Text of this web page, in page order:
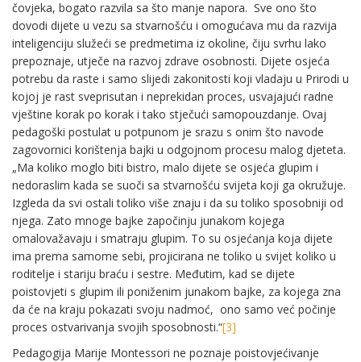
čovjeka, bogato razvila sa što manje napora. Sve ono što
dovodi dijete u vezu sa stvarnošću i omogućava mu da razvija
inteligenciju služeći se predmetima iz okoline, čiju svrhu lako
prepoznaje, utječe na razvoj zdrave osobnosti. Dijete osjeća
potrebu da raste i samo slijedi zakonitosti koji vladaju u Prirodi u
kojoj je rast sveprisutan i neprekidan proces, usvajajući radne
vještine korak po korak i tako stječući samopouzdanje. Ovaj
pedagoški postulat u potpunom je srazu s onim što navode
zagovornici korištenja bajki u odgojnom procesu malog djeteta.
„Ma koliko moglo biti bistro, malo dijete se osjeća glupim i
nedoraslim kada se suoči sa stvarnošću svijeta koji ga okružuje.
Izgleda da svi ostali toliko više znaju i da su toliko sposobniji od
njega. Zato mnoge bajke započinju junakom kojega
omalovažavaju i smatraju glupim. To su osjećanja koja dijete
ima prema samome sebi, projicirana ne toliko u svijet koliko u
roditelje i stariju braću i sestre. Međutim, kad se dijete
poistovjeti s glupim ili poniženim junakom bajke, za kojega zna
da će na kraju pokazati svoju nadmoć, ono samo već počinje
proces ostvarivanja svojih sposobnosti.“[3]
Pedagogija Marije Montessori ne poznaje poistovjećivanje